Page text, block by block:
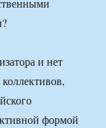
и нет
формой